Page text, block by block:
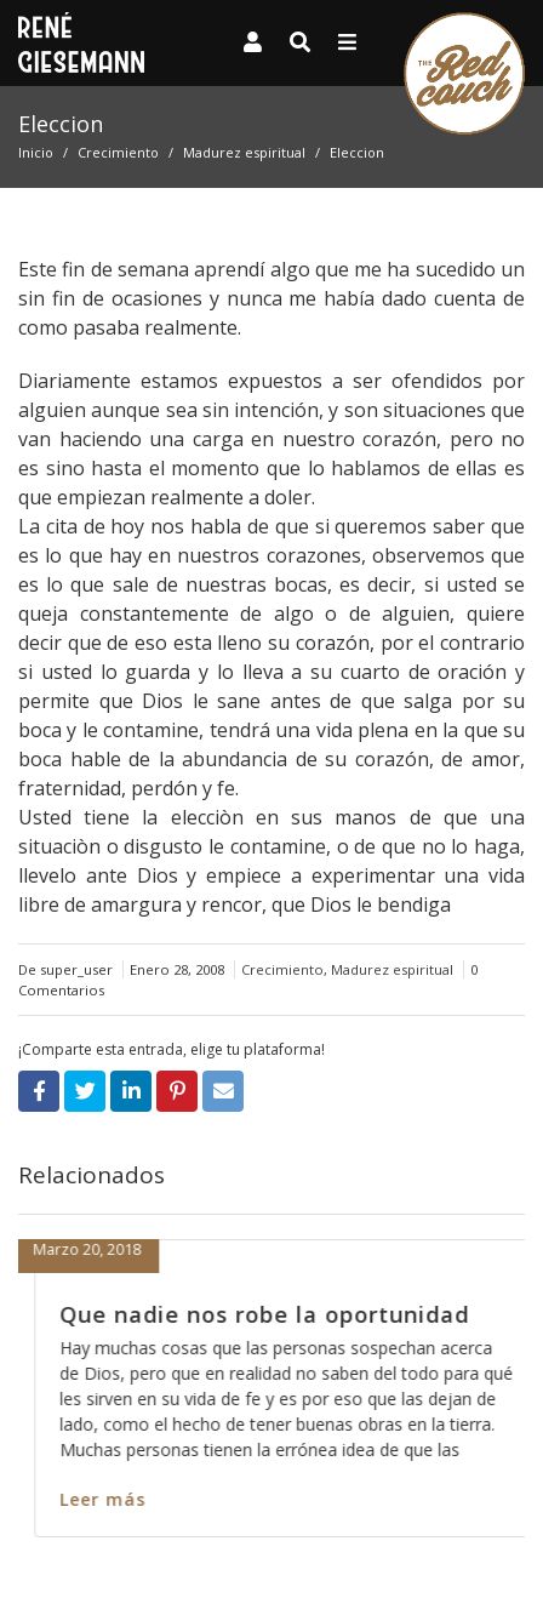
Eleccion
Inicio Crecimiento Madurez espiritual Eleccion
Este fin de semanaaprendíalgo que me ha sucedido un
sin fin de ocasiones y nunca me había dado cuenta de
como pasaba realmente.
Diariamente estamos expuestos a ser ofendidos por
alguien aunque sea sin intención, y son situaciones que
van haciendo una carga en nuestro corazón, pero no
es sino hasta el momento que lo hablamos de ellas es
que empiezan realmente a doler.
La cita de hoy nos habla de que si queremos saber que
es lo que hay en nuestros corazones, observemos que
es lo que sale de nuestras bocas, es decir, si usted se
queja constantemente de algo o de alguien, quiere
decir que de eso esta lleno su corazón, por el contrario
si usted lo guarda y lo lleva a su cuarto de oración y
permite que Dios le sane antes de que salga por su
boca y le contamine, tendrá una vida plena en la que su
boca hable de la abundancia de su corazón, de amor,
fraternidad, perdón y fe.
Usted tiene la elecciòn en sus manos de que una
situaciòn o disgusto le contamine, o de que no lo haga,
llevelo ante Dios y empiece a experimentar una vida
libre de amargura y rencor, que Dios le bendiga
De super_user Enero 28, 2008 Crecimiento, Madurez espiritual
0
Comentarios
¡Comparte esta entrada, elige tu plataforma!
Relacionados
Que nadie nos robe la oportunidad
Marzo 20, 2018
Hay muchas cosas que las personas sospechan acerca
de Dios, pero que en realidad no saben del todo para qué
les sirven en su vida de fe y es por eso que las dejan de
lado, como el hecho de tener buenas obras en la tierra.
Muchas personas tienen la errónea idea de que las
Leer más